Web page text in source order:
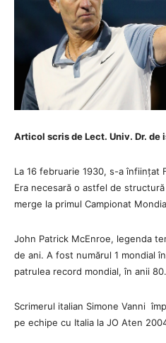
Articol scris de Lect. Univ. Dr. de
La 16 februarie 1930, s-a înființat
Era necesară o astfel de
merge la primul Campionat
John Patrick McEnroe, legenda
de ani. A fost numărul 1 mondial
patrulea record mondial, în anii 80.
Scrimerul italian Simone Vanni
pe echipe cu Italia la JO Aten